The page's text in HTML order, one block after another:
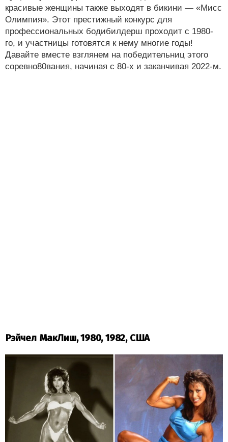
красивые женщины также выходят в бикини — «Мисс
Олимпия». Этот престижный конкурс для
профессиональных бодибилдерш проходит с 1980-
го, и участницы готовятся к нему многие годы!
Давайте вместе взглянем на победительниц этого
соревно80вания, начиная с 80-х и заканчивая 2022-м.
Рэйчел МакЛиш, 1980, 1982, США